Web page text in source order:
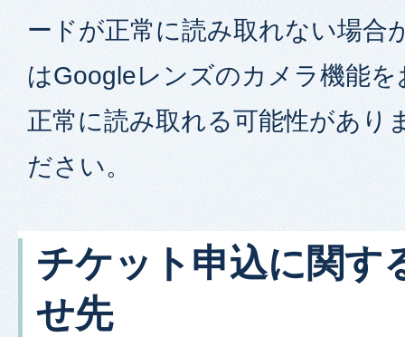
ードが正常に読み取れない場合
はGoogleレンズのカメラ機能
正常に読み取れる可能性があり
ださい。
チケット申込に関す
せ先